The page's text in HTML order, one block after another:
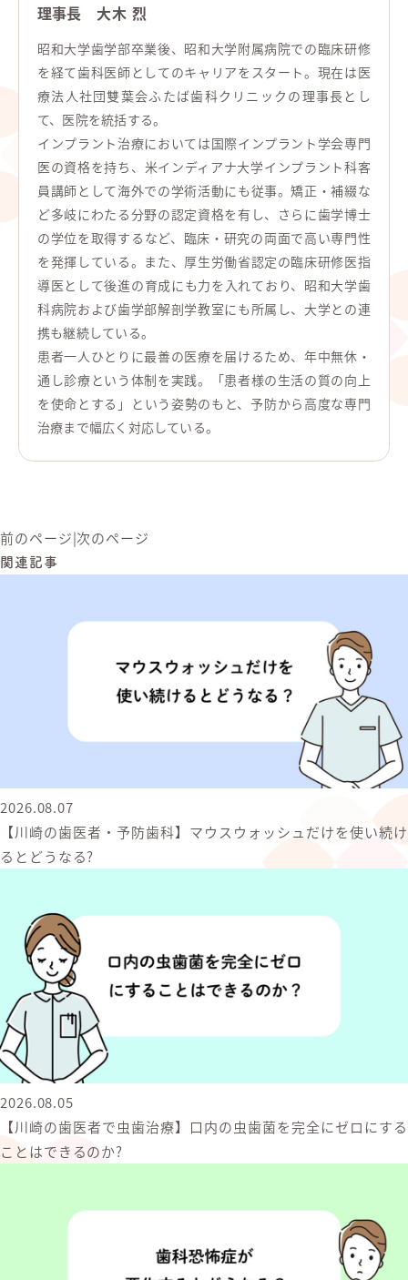
理事長 大木 烈
昭和大学歯学部卒業後、昭和大学附属病院での臨床研修
を経て歯科医師としてのキャリアをスタート。現在は医
療法人社団雙葉会ふたば歯科クリニックの理事長とし
て、医院を統括する。
インプラント治療においては国際インプラント学会専門
医の資格を持ち、米インディアナ大学インプラント科客
員講師として海外での学術活動にも従事。矯正・補綴な
ど多岐にわたる分野の認定資格を有し、さらに歯学博士
の学位を取得するなど、臨床・研究の両面で高い専門性
を発揮している。また、厚生労働省認定の臨床研修医指
導医として後進の育成にも力を入れており、昭和大学歯
科病院および歯学部解剖学教室にも所属し、大学との連
携も継続している。
患者一人ひとりに最善の医療を届けるため、年中無休・
通し診療という体制を実践。「患者様の生活の質の向上
を使命とする」という姿勢のもと、予防から高度な専門
治療まで幅広く対応している。
前のページ|次のページ
関連記事
2026.08.07
【川崎の歯医者・予防歯科】マウスウォッシュだけを使い続け
るとどうなる?
2026.08.05
【川崎の歯医者で虫歯治療】口内の虫歯菌を完全にゼロにする
ことはできるのか?